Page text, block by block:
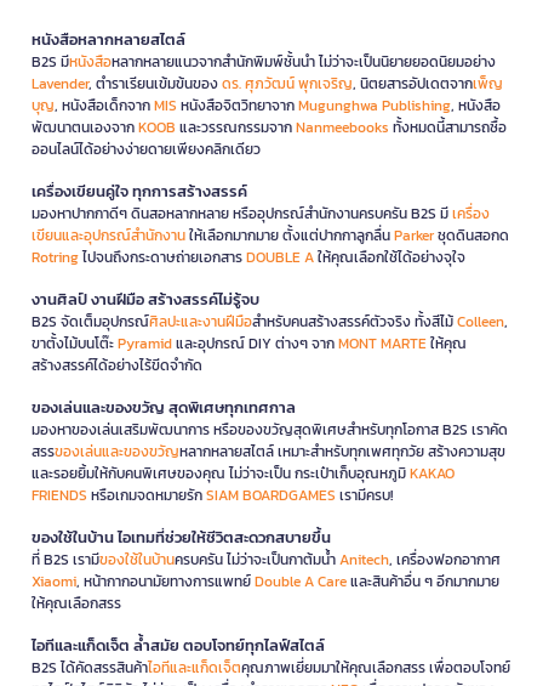
หนังสือหลากหลายสไตล์
B2S มีหนังสือหลากหลายแนวจากสำนักพิมพ์ชั้นนำ ไม่ว่าจะเป็นนิยายยอดนิยมอย่าง
Lavender, ตำราเรียนเข้มข้นของดร. ศุภวัฒน์ พุกเจริญ, นิตยสารอัปเดตจากเพ็ญ
บุญ, หนังสือเด็กจากMIS หนังสือจิตวิทยาจากMugunghwa Publishing, หนังสือ
พัฒนาตนเองจากKOOB และวรรณกรรมจากNanmeebooks ทั้งหมดนี้สามารถซื้อ
ออนไลน์ได้อย่างง่ายดายเพียงคลิกเดียว
เครื่องเขียนคู่ใจ ทุกการสร้างสรรค์
มองหาปากกาดีๆ ดินสอหลากหลาย หรืออุปกรณ์สำนักงานครบครัน B2S มีเครื่อง
เขียนและอุปกรณ์สำนักงานให้เลือกมากมาย ตั้งแต่ปากกาลูกลื่นParkerชุดดินสอกด
Rotringไปจนถึงกระดาษถ่ายเอกสารDOUBLE Aให้คุณเลือกใช้ได้อย่างจุใจ
งานศิลป์ งานฝีมือ สร้างสรรค์ไม่รู้จบ
B2S จัดเต็มอุปกรณ์ศิลปะและงานฝีมือสำหรับคนสร้างสรรค์ตัวจริง ทั้งสีไม้Colleen,
ขาตั้งไม้บนโต๊ะPyramidและอุปกรณ์ DIY ต่างๆ จากMONT MARTEให้คุณ
สร้างสรรค์ได้อย่างไร้ขีดจำกัด
ของเล่นและของขวัญ สุดพิเศษทุกเทศกาล
มองหาของเล่นเสริมพัฒนาการ หรือของขวัญสุดพิเศษสำหรับทุกโอกาส B2S เราคัด
สรรของเล่นและของขวัญหลากหลายสไตล์ เหมาะสำหรับทุกเพศทุกวัย สร้างความสุข
และรอยยิ้มให้กับคนพิเศษของคุณ ไม่ว่าจะเป็น กระเป๋าเก็บอุณหภูมิKAKAO
FRIENDS หรือเกมจดหมายรักSIAM BOARDGAMES เรามีครบ!
ของใช้ในบ้าน ไอเทมที่ช่วยให้ชีวิตสะดวกสบายขึ้น
ที่ B2S เรามีของใช้ในบ้านครบครัน ไม่ว่าจะเป็นกาต้มน้ำAnitech, เครื่องฟอกอากาศ
Xiaomi, หน้ากากอนามัยทางการแพทย์Double A Careและสินค้าอื่น ๆ อีกมากมาย
ให้คุณเลือกสรร
ไอทีและแก็ดเจ็ต ล้ำสมัย ตอบโจทย์ทุกไลฟ์สไตล์
B2S ได้คัดสรรสินค้าไอทีและแก็ดเจ็ตคุณภาพเยี่ยมมาให้คุณเลือกสรร เพื่อตอบโจทย์